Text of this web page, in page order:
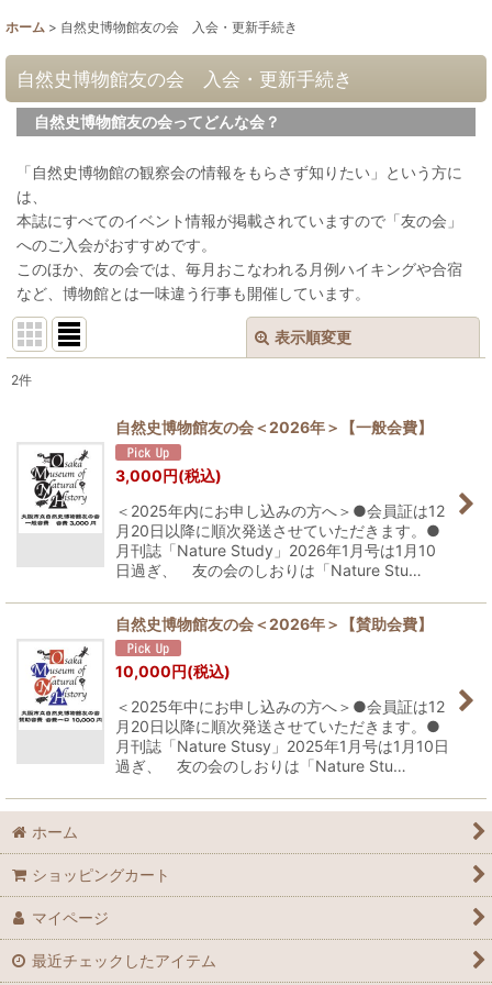
ホーム > 自然史博物館友の会 入会・更新手続き
自然史博物館友の会 入会・更新手続き
自然史博物館友の会ってどんな会？
「自然史博物館の観察会の情報をもらさず知りたい」という方に
は、
本誌にすべてのイベント情報が掲載されていますので「友の会」
へのご入会がおすすめです。
このほか、友の会では、毎月おこなわれる月例ハイキングや合宿
など、博物館とは一味違う行事も開催しています。
表示順変更
並び順:
絞り込む
2件
自然史博物館友の会＜2026年＞【一般会費】
3,000円(税込)
＜2025年内にお申し込みの方へ＞●会員証は12
月20日以降に順次発送させていただきます。●
月刊誌「Nature Study」2026年1月号は1月10
日過ぎ、 友の会のしおりは「Nature Stu…
自然史博物館友の会＜2026年＞【賛助会費】
10,000円(税込)
＜2025年中にお申し込みの方へ＞●会員証は12
月20日以降に順次発送させていただきます。●
月刊誌「Nature Stusy」2025年1月号は1月10日
過ぎ、 友の会のしおりは「Nature Stu…
ホーム
ショッピングカート
マイページ
最近チェックしたアイテム